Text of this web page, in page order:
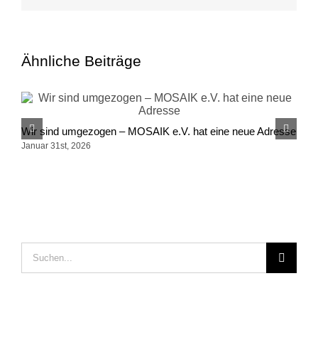
Ähnliche Beiträge
Wir sind umgezogen – MOSAIK e.V. hat eine neue Adresse
Januar 31st, 2026
Suche
nach: